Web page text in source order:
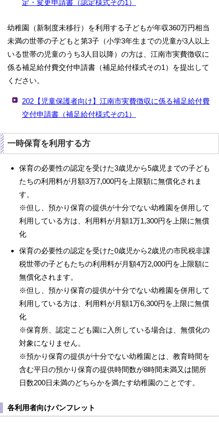
定・変更申請書（認定様式その1）
幼稚園（新制度未移行）を利用する子どもが年収360万円相当
未満の世帯の子どもと第3子（小学3年生までの児童が3人以上
いる世帯の児童のうち3人目以降）の方は、江南市実費徴収に
係る補足給付費交付申請書（補足給付様式その1）を提出して
ください。
202【児童保護者向け】江南市実費徴収に係る補足給付費
交付申請書（補足給付様式その1）
一時保育を利用する方
保育の必要性の認定を受けた3歳児から5歳児までの子ども
たちの利用料が月額3万7,000円を上限額に無償化されま
す。
※但し、預かり保育の提供が十分でない幼稚園を併用して
利用している方は、利用料が月額1万1,300円を上限に無償
化
保育の必要性の認定を受けた0歳児から2歳児の市民税非課
税世帯の子どもたちの利用料が月額4万2,000円を上限額に
無償化されます。
※但し、預かり保育の提供が十分でない幼稚園を併用して
利用している方は、利用料が月額1万6,300円を上限に無償
化
※保育所、認定こども園に入所している場合は、無償化の
対象になりません。
※預かり保育の提供が十分でない幼稚園とは、教育時間を
含む平日の預かり保育の提供時間数が8時間未満又は開所
日数200日未満のどちらかを満たす幼稚園のことです。
各利用者向けパンフレット